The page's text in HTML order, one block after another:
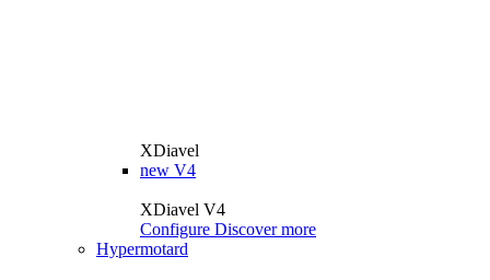
XDiavel
new V4
XDiavel V4
Configure Discover more
Hypermotard